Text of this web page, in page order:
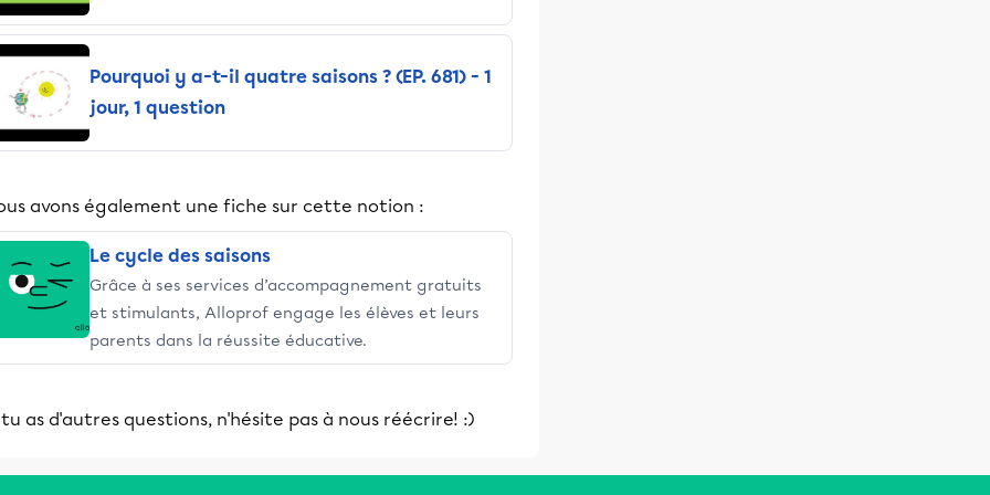
Pourquoi y a-t-il quatre saisons ? (EP. 681) - 1
jour, 1 question
avons également une fiche sur cette notion :
Le cycle des saisons
Grâce à ses services d’accompagnement gratuits
et stimulants, Alloprof engage les élèves et leurs
parents dans la réussite éducative.
tu as d'autres questions, n'hésite pas à nous réécrire! :)